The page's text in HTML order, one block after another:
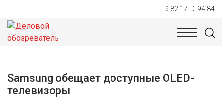
$ 82,17 € 94,84
НОВОСТИ
Samsung обещает доступные OLED-
телевизоры